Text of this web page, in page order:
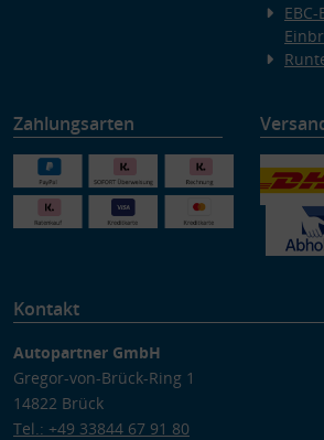
Zahlungsarten
Kontakt
Autopartner GmbH
Gregor-von-Brück-Ring 1
14822 Brück
Tel.: +49 33844 67 91 80